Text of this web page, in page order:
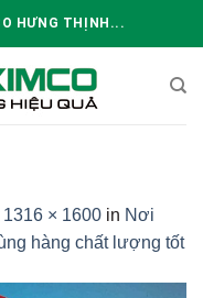
HƯNG THỊNH...
1316 × 1600 in Nơi
hàng chất lượng tốt